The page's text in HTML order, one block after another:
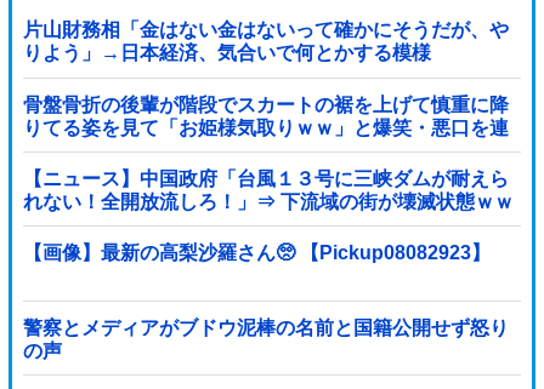
片山財務相「金はない金はないって確かにそうだが、や
りよう」→日本経済、気合いで何とかする模様
骨盤骨折の後輩が階段でスカートの裾を上げて慎重に降
りてる姿を見て「お姫様気取りｗｗ」と爆笑・悪口を連
発する社内彼女！事故背景を知りながらマウントと嫉妬
で嘲笑する性根の汚さに一気に冷めた・・・
【ニュース】中国政府「台風１３号に三峡ダムが耐えら
れない！全開放流しろ！」⇒ 下流域の街が壊滅状態ｗｗ
ｗｗｗ
【画像】最新の高梨沙羅さん🥺 【Pickup08082923】
警察とメディアがブドウ泥棒の名前と国籍公開せず怒り
の声